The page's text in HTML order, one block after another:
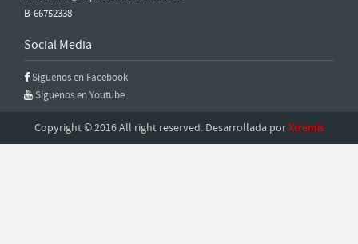
B-66752338
Social Media
Síguenos en Facebook
Síguenos en Youtube
Copyright © 2016 All right reserved. Desarrollada porXtremis